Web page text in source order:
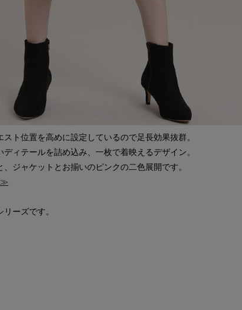
ト位置を高めに設定しているので足長効果抜群。
ィテールを詰め込み、一枚で着映えるデザイン。
ジャケットとお揃いのピンクの二色展開です。
≫
ーズです。